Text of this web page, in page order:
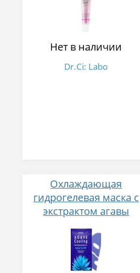
Нет в наличии
Dr.Ci: Labo
Охлаждающая
гидрогелевая маска с
экстрактом агавы
Petitfee Agave Cooling
Hydrogel Face Mask 32г